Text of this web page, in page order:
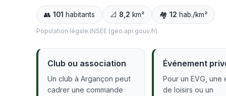
👥 101 habitants 📐 8,2 km² 🏘️ 12 hab./km²
Population légale INSEE (geo.api.gouv.fr).
Club ou association
Un club à Argançon peut
cadrer une commande
Événement
Pour un EVG, une
de loisirs ou un